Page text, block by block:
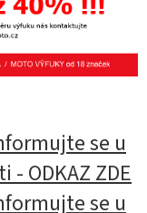
se u
ODKAZ ZDE
se u